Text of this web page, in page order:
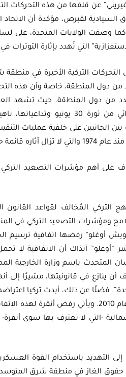
عن قلقها من هذه التحركات
السيادية لقبرص، مؤكدة أن الاتحاد
الولايات المتحدة، على لسان
التي تُهدد بإثارة التوترات
التركية الأخيرة في منطقة
من دول المنطقة، خاصة وأن هذه
من دول المنطقة. حيث تشهد
الاحتقان الناجم عن الموقف التركي
بين الجانبين على خلفية عمليات
حتى الآن.
على أهم مؤشرات التصعيد التركي
التركي المُخالف لقواعد القانون
ومؤشرات التصعيد التركي في
جاويش أوغلو” رفضها اتفاقية
في ديسمبر 2013؛ حيث اعتبر “أوغلو” آنذاك أن
باسم وزارة الخارجية
ينازع في قانونيتها، مشيرًا إلى
فضلًا عن ذلك، أبدت تركيا
إسرائيل وقبرص والتي أقرها الجانبان في عام 2010.
-التي لا تعترف بها سوى
إلى التهديد باستخدام القوة
حقوق الغاز في منطقة شرق